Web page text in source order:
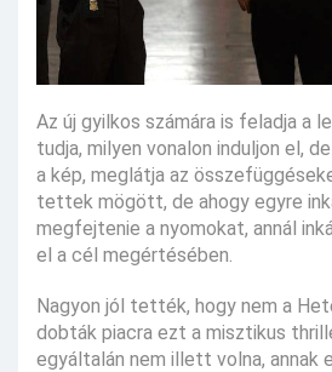
Az új gyilkos számára is feladja a
tudja, milyen vonalon induljon el,
a kép, meglátja az
tettek mögött, de ahogy egyre
megfejtenie a nyomokat, annál
el a cél megértésében.
Nagyon jól tették, hogy nem a
dobták piacra ezt a misztikus
egyáltalán nem illett volna, annak